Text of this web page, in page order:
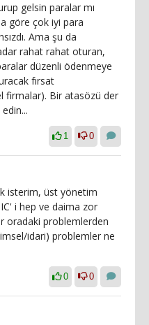
gelsin paralar mı
göre çok iyi para
Ama şu da
rahat rahat oturan,
düzenli ödenmeye
fırsat
firmalar). Bir atasözü der
1 0
isterim, üst yönetim
i hep ve daima zor
oradaki problemlerden
idari) problemler ne
0 0